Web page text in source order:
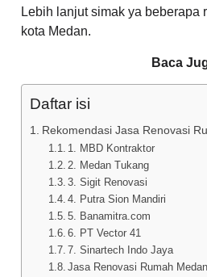
Lebih lanjut simak ya
kota Medan.
Baca
Daftar isi
Rekomendasi Jasa Renovasi
1. MBD Kontraktor
2. Medan Tukang
3. Sigit Renovasi
4. Putra Sion Mandiri
5. Banamitra.com
6. PT Vector 41
7. Sinartech Indo Jaya
Jasa Renovasi Rumah